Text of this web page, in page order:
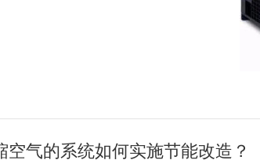
空气的系统如何实施节能改造？